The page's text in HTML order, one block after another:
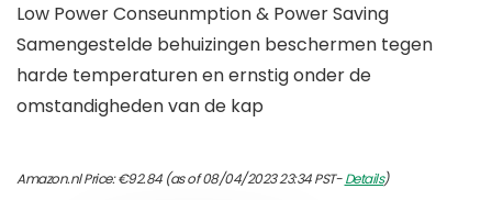
Low Power Conseunmption & Power Saving
Samengestelde behuizingen beschermen tegen
harde temperaturen en ernstig onder de
omstandigheden van de kap
Amazon.nl Price:€92.84(as of 08/04/2023 23:34 PST-Details)